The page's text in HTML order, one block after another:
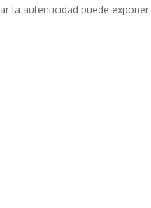
la autenticidad puede